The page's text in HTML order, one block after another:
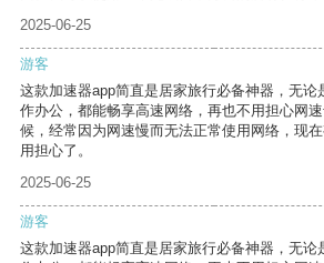
2025-06-25
游客
这款加速器app简直是居家旅行必备神器，无论
作办公，都能畅享高速网络，再也不用担心网
候，经常因为网速慢而无法正常使用网络，现
用担心了。
2025-06-25
游客
这款加速器app简直是居家旅行必备神器，无论